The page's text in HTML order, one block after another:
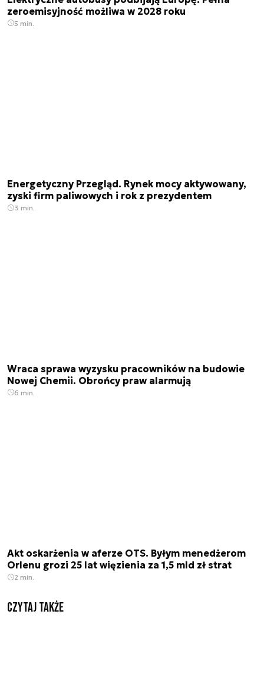
zeroemisyjność możliwa w 2028 roku
5 min.
Energetyczny Przegląd. Rynek mocy aktywowany,
zyski firm paliwowych i rok z prezydentem
3 min.
Wraca sprawa wyzysku pracowników na budowie
Nowej Chemii. Obrońcy praw alarmują
6 min.
Akt oskarżenia w aferze OTS. Byłym menedżerom
Orlenu grozi 25 lat więzienia za 1,5 mld zł strat
2 min.
Czytaj także